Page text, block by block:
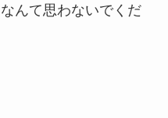
んて思わないでくだ